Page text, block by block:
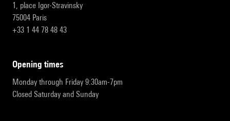
1, place Igor-Stravinsky
75004 Paris
+33 1 44 78 48 43
opening times
Monday through Friday 9:30am-7pm
Closed Saturday and Sunday